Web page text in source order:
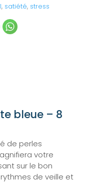
, satiété, stress
bleue – 8
de perles
votre
sur le bon
de veille et